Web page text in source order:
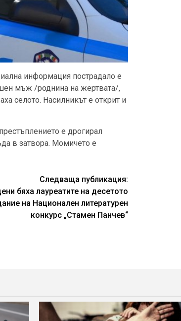
информация пострадало е
мъж /роднина на жертвата/,
селото. Насилникът е открит и
е дрогирал
в затвора. Момичето е
Следваща публикация:
бяха лауреатите на десетото
на Национален литературен
конкурс „Стамен Панчев“